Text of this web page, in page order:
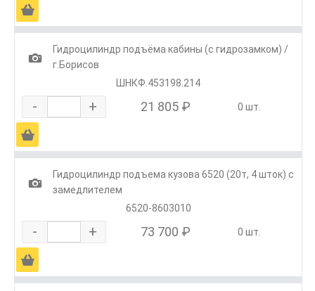
Ä
1
Гидроцилиндр подъёма кабины (с гидрозамком) /
г.Борисов
ШНКФ.453198.214
- + 21 805 ₽ 0 шт.
Ä
1
Гидроцилиндр подъема кузова 6520 (20т, 4 шток) с
замедлителем
6520-8603010
- + 73 700 ₽ 0 шт.
Ä